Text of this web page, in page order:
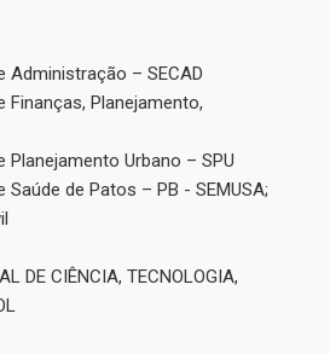
Administração – SECAD
Finanças, Planejamento,
Planejamento Urbano – SPU
Saúde de Patos – PB - SEMUSA;
DE CIÊNCIA, TECNOLOGIA,